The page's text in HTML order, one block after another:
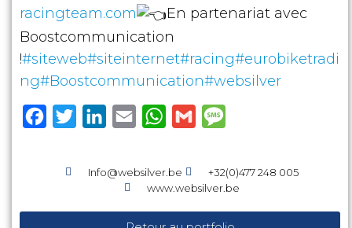
racingteam.com
En partenariat avec
Boostcommunication
!#siteweb#siteinternet#racing#eurobiketradi
ng#Boostcommunication#websilver
b
t
e
l
W
t
s
G
i
l
s
a
Info@websilver.be
+32(0)477 248 005
www.websilver.be